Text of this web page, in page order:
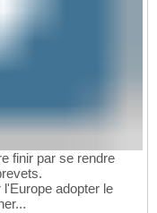
finir par se rendre
adopter le